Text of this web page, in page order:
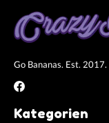
Go Bananas. Est. 2017.
Kategorien